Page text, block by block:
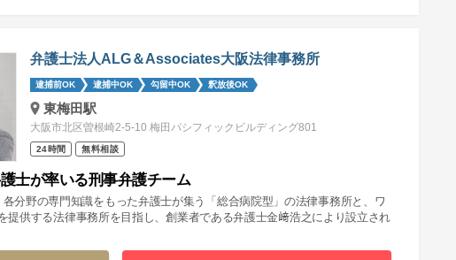
弁護士法人ALG＆Associates大阪法律事務所
逮捕前OK 逮捕中OK 勾留中OK 釈放後OK
東梅田駅
大阪市北区曽根崎2-5-10 梅田パシフィックビルディング801
24時間 無料相談
士が率いる刑事弁護チーム
分野の専門知識をもった弁護士が集う「総合病院型」の法律事務所と、ワ
提供する法律事務所を目指し、創業者である弁護士金﨑浩之により設立され